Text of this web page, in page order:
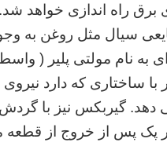
راه اندازی خواهد
سیال مثل روغن به
به نام مولتی پلیر (
ساختاری که دارد
دهد. گیربکس نیز با
پک پس از خروج از قطعه